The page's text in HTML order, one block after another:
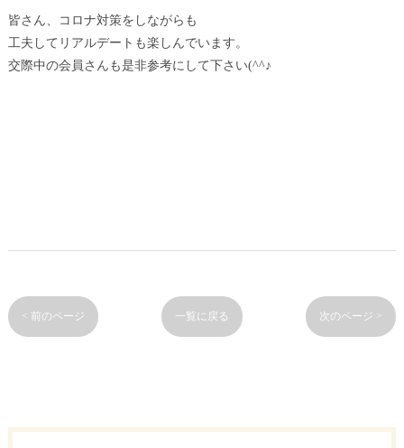
皆さん、コロナ対策をしながらも
工夫してリアルデートも楽しんでいます。
交際中の会員さんも是非参考にして下さい(^^♪
< 前のページ 一覧に戻る 次のページ >